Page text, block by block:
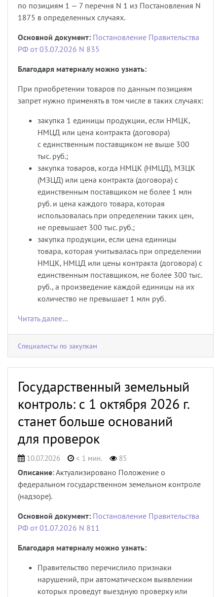
по позициям 1 — 7 перечня N 1 из Постановления N
1875 в определенных случаях.
Основной документ: Постановление Правительства
РФ от 03.07.2026 N 835
Благодаря материалу можно узнать:
При приобретении товаров по данным позициям
запрет нужно применять в том числе в таких случаях:
закупка 1 единицы продукции, если НМЦК,
НМЦД или цена контракта (договора)
с единственным поставщиком не выше 300
тыс. руб.;
закупка товаров, когда НМЦК (НМЦД), МЗЦК
(МЗЦД) или цена контракта (договора) с
единственным поставщиком не более 1 млн
руб. и цена каждого товара, которая
использовалась при определении таких цен,
не превышает 300 тыс. руб.;
закупка продукции, если цена единицы
товара, которая учитывалась при определении
НМЦК, НМЦД или цены контракта (договора) с
единственным поставщиком, не более 300 тыс.
руб., а произведение каждой единицы на их
количество не превышает 1 млн руб.
Читать далее…
Специалисты по закупкам
Государственный земельный
контроль: с 1 октября 2026 г.
станет больше оснований
для проверок
10.07.2026 < 1 мин. 85
Описание: Актуализировано Положение о
федеральном государственном земельном контроле
(надзоре).
Основной документ: Постановление Правительства
РФ от 01.07.2026 N 811
Благодаря материалу можно узнать:
Правительство перечислило признаки
нарушений, при автоматическом выявлении
которых проведут выездную проверку или